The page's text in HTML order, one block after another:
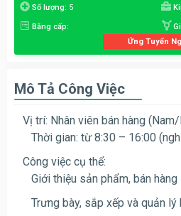
Số lượng: 5
Bằng cấp:
Ứng Tuyển
Mô Tả Công Việc
Vị trí: Nhân viên bán hàng
Thời gian: từ 8:30 – 16:00
Công việc cụ thể:
Giới thiệu sản phẩm, bán hàng
Trưng bày, sắp xếp và quản